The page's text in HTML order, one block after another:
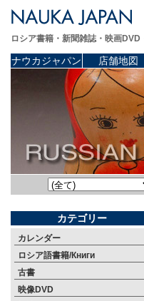
ロシア書籍・新聞雑誌・映画
ナウカジャパン 店舗地図
カテゴリー
カレンダー
ロシア語書籍/Книги
古書
映像DVD